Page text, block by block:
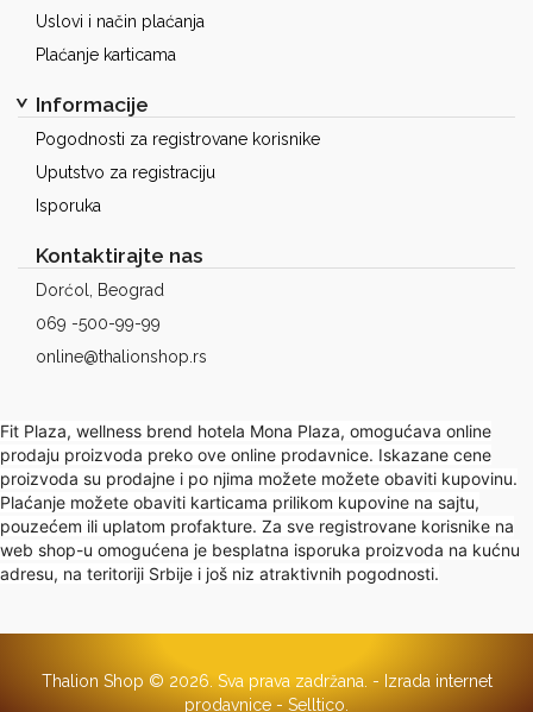
Uslovi i način plaćanja
Plaćanje karticama
Informacije
Pogodnosti za registrovane korisnike
Uputstvo za registraciju
Isporuka
Kontaktirajte nas
Dorćol, Beograd
069 -500-99-99
online@thalionshop.rs
Fit Plaza, wellness brend hotela Mona Plaza, omogućava online
prodaju proizvoda preko ove online prodavnice. Iskazane cene
proizvoda su prodajne i po njima možete možete obaviti kupovinu.
Plaćanje možete obaviti karticama prilikom kupovine na sajtu,
pouzećem ili uplatom profakture. Za sve registrovane korisnike na
web shop-u omogućena je besplatna isporuka proizvoda na kućnu
adresu, na teritoriji Srbije i još niz atraktivnih pogodnosti.
Thalion Shop © 2026. Sva prava zadržana. - Izrada internet
prodavnice - Selltico.